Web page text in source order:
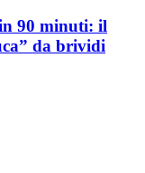
90 minuti: il
da brividi